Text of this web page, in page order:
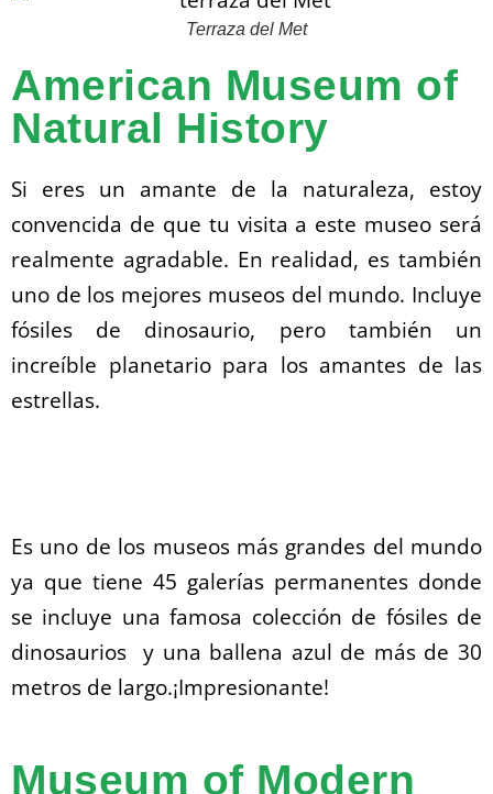
Terraza del Met
American Museum of
Natural History
Si eres un amante de la naturaleza, estoy
convencida de que tu visita a este museo será
realmente agradable. En realidad, es también
uno de los mejores museos del mundo. Incluye
fósiles de dinosaurio, pero también un
increíble planetario para los amantes de las
estrellas.
Es uno de los museos más grandes del mundo
ya que tiene 45 galerías permanentes donde
se incluye una famosa colección de fósiles de
dinosaurios y una ballena azul de más de 30
metros de largo.¡Impresionante!
Museum of Modern